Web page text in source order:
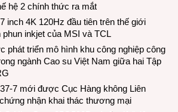
hệ 2 chính thức ra mắt
inch 4K 120Hz đầu tiên trên thế giới
phun inkjet của MSI và TCL
phát triển mô hình khu công nghiệp công
ngành Cao su Việt Nam giữa hai Tập
7 mới được Cục Hàng không Liên
nhận khai thác thương mại